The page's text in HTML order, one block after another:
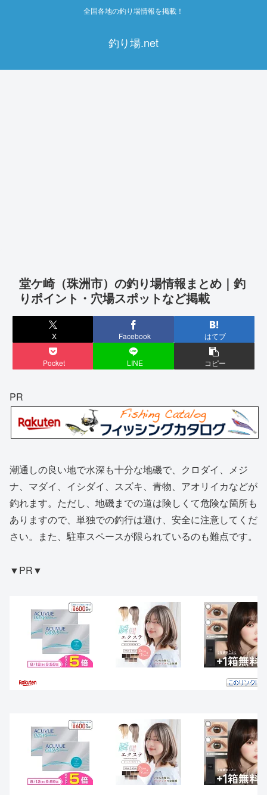
全国各地の釣り場情報を掲載！
釣り場.net
堂ケ崎（珠洲市）の釣り場情報まとめ｜釣
りポイント・穴場スポットなど掲載
X Facebook はてブ
Pocket LINE コピー
PR
潮通しの良い地で水深も十分な地磯で、クロダイ、メジ
ナ、マダイ、イシダイ、スズキ、青物、アオリイカなどが
釣れます。ただし、地磯までの道は険しくて危険な箇所も
ありますので、単独での釣行は避け、安全に注意してくだ
さい。また、駐車スペースが限られているのも難点です。
▼PR▼